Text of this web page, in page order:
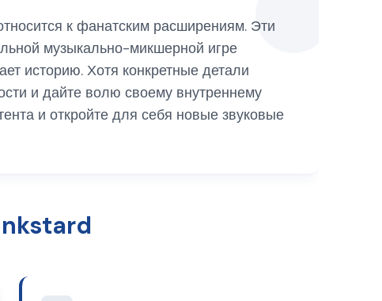
к фанатским расширениям. Эти
музыкально-микшерной игре
историю. Хотя конкретные детали
и дайте волю своему внутреннему
и откройте для себя новые звуковые